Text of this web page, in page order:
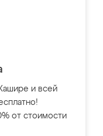
и всей
от стоимости